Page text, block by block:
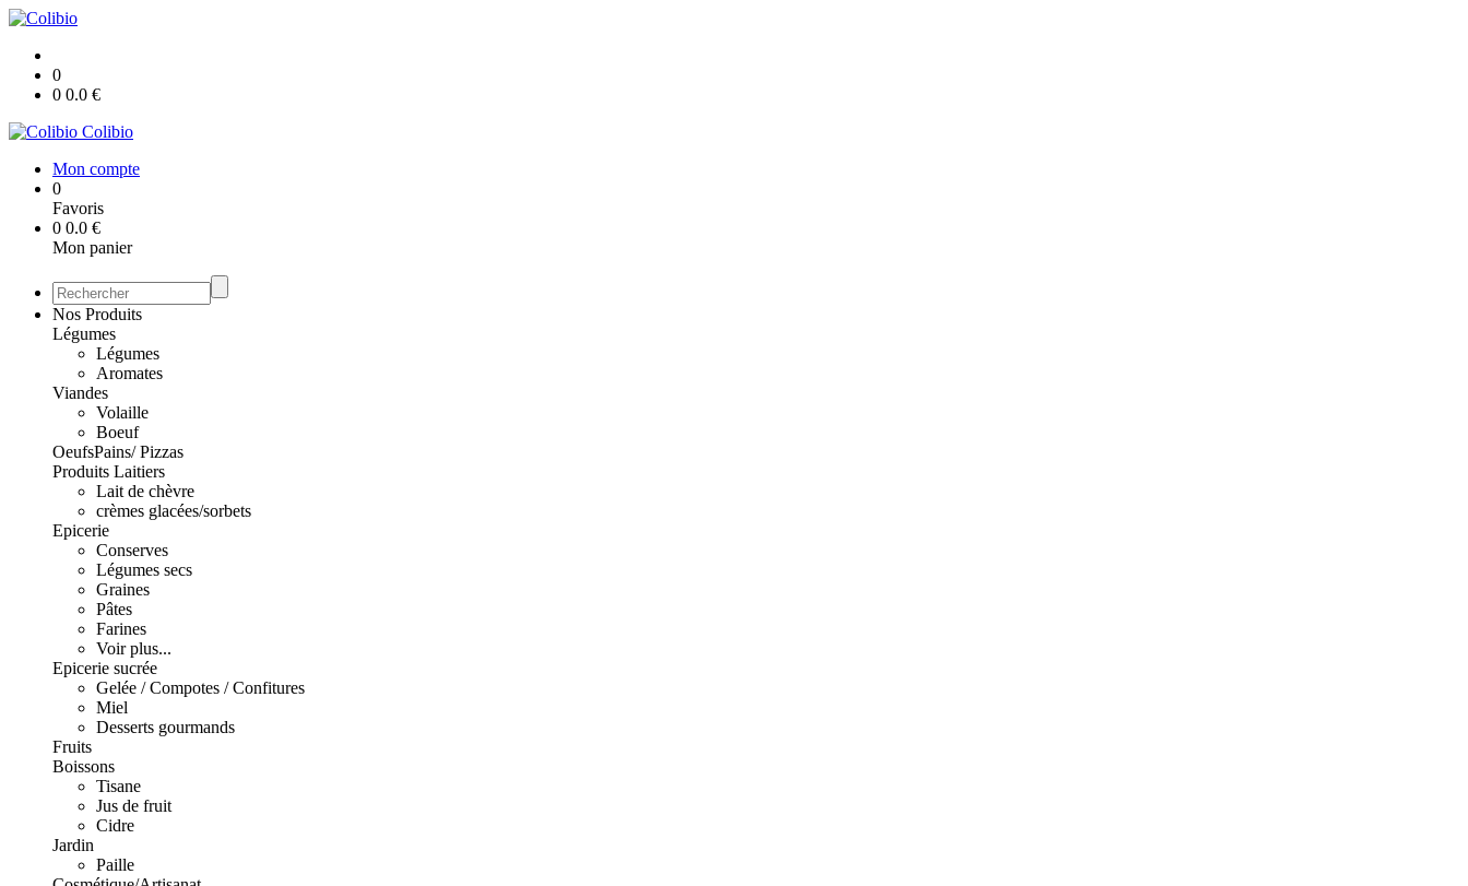
0
0 0.0 €
Colibio
Mon compte
0
Favoris
0 0.0 €
Mon panier
Nos Produits
Légumes
Légumes
Aromates
Viandes
Volaille
Boeuf
OeufsPains/ Pizzas
Produits Laitiers
Lait de chèvre
crèmes glacées/sorbets
Epicerie
Conserves
Légumes secs
Graines
Pâtes
Farines
Voir plus...
Epicerie sucrée
Gelée / Compotes / Confitures
Miel
Desserts gourmands
Fruits
Boissons
Tisane
Jus de fruit
Cidre
Jardin
Paille